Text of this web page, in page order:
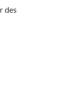
des